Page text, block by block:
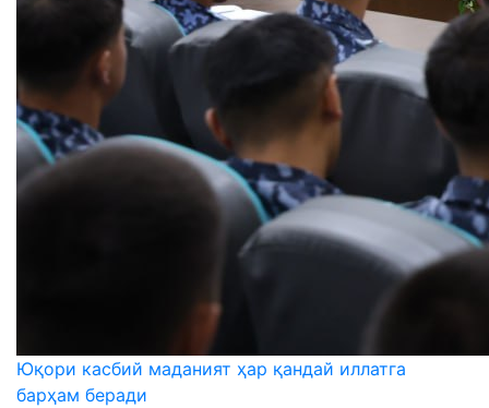
Юқори касбий маданият ҳар қандай иллатга
барҳам беради